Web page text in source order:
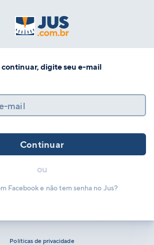
continuar, digite seu e-mail
mail
Continuar
ou
Facebook e não tem senha no Jus?
Políticas de privacidade